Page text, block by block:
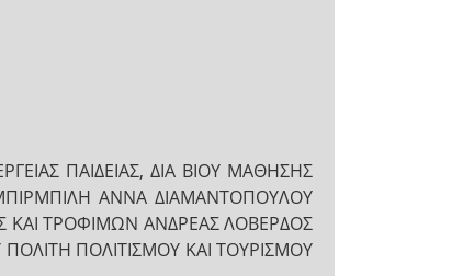
ΠΑΙΔΕΙΑΣ, ΔΙΑ ΒΙΟΥ ΜΑΘΗΣΗΣ
ΑΝΝΑ ΔΙΑΜΑΝΤΟΠΟΥΛΟΥ
ΚΑΙ ΤΡΟΦΙΜΩΝ ΑΝΔΡΕΑΣ ΛΟΒΕΡΔΟΣ
ΠΟΛΙΤΙΣΜΟΥ ΚΑΙ ΤΟΥΡΙΣΜΟΥ